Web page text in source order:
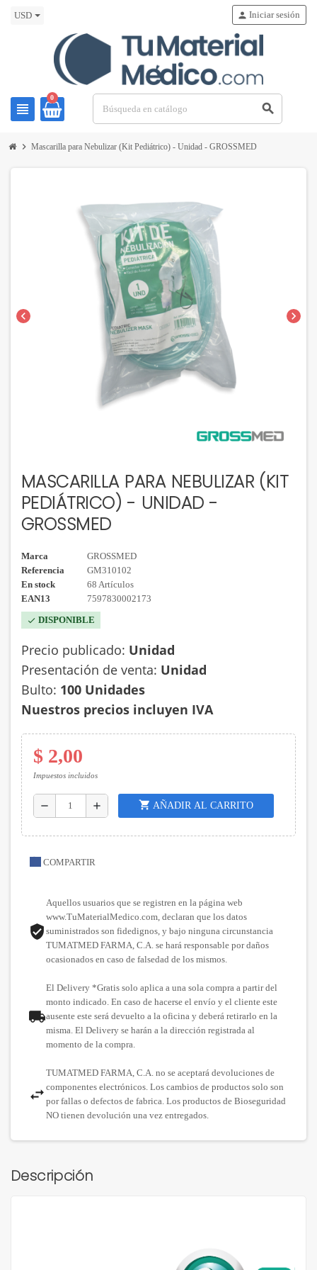
USD
view_headline
person Iniciar sesión
0
search
chevron_right Mascarilla para Nebulizar (Kit Pediátrico) - Unidad - GROSSMED
chevron_left chevron_right
MASCARILLA PARA NEBULIZAR (KIT
PEDIÁTRICO) - UNIDAD -
GROSSMED
Marca
GROSSMED
Referencia
GM310102
En stock
68 Artículos
EAN13
7597830002173
check DISPONIBLE
Precio publicado: Unidad
Presentación de venta: Unidad
Bulto: 100 Unidades
Nuestros precios incluyen IVA
$ 2,00
Impuestos incluidos
remove add shopping_cart AÑADIR AL CARRITO
COMPARTIR
Aquellos usuarios que se registren en la página web
www.TuMaterialMedico.com, declaran que los datos
suministrados son fidedignos, y bajo ninguna circunstancia
TUMATMED FARMA, C.A. se hará responsable por daños
ocasionados en caso de falsedad de los mismos.
El Delivery *Gratis solo aplica a una sola compra a partir del
monto indicado. En caso de hacerse el envío y el cliente este
ausente este será devuelto a la oficina y deberá retirarlo en la
misma. El Delivery se harán a la dirección registrada al
momento de la compra.
TUMATMED FARMA, C.A. no se aceptará devoluciones de
componentes electrónicos. Los cambios de productos solo son
por fallas o defectos de fabrica. Los productos de Bioseguridad
NO tienen devolución una vez entregados.
Descripción